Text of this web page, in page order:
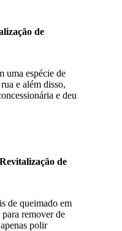
de
uma espécie de
e além disso,
e deu
de
de queimado em
remover de
polir